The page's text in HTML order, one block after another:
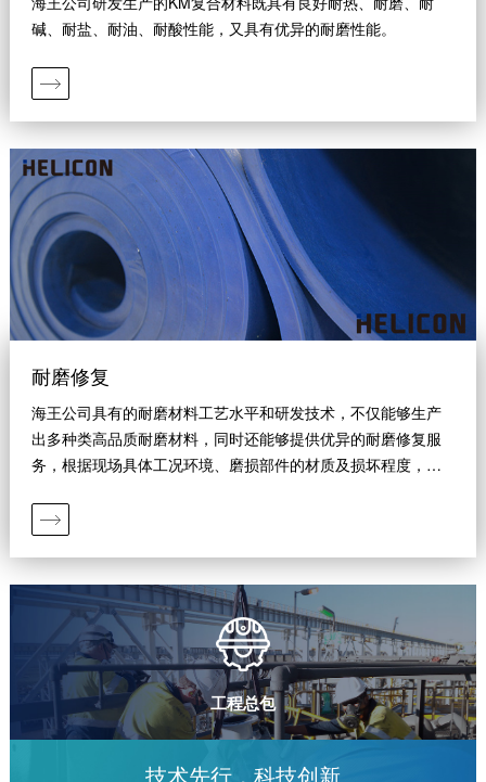
碱、耐盐、耐油、耐酸性能，又具有优异的耐磨性能。
耐磨修复
海王公司具有的耐磨材料工艺水平和研发技术，不仅能够生产
出多种类高品质耐磨材料，同时还能够提供优异的耐磨修复服
务，根据现场具体工况环境、磨损部件的材质及损坏程度，我
产需求。
工程总包
技术先行，科技创新